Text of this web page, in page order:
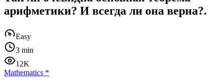
арифметики? И всегда ли она верна?.
Easy
3 min
12K
Mathematics *